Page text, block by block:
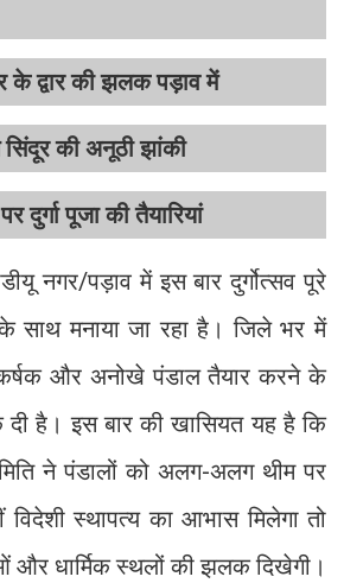
के द्वार की झलक पड़ाव में
की अनूठी झांकी
दुर्गा पूजा की तैयारियां
नगर/पड़ाव में इस बार दुर्गोत्सव पूरे
साथ मनाया जा रहा है। जिले भर में
और अनोखे पंडाल तैयार करने के
दी है। इस बार की खासियत यह है कि
ने पंडालों को अलग-अलग थीम पर
विदेशी स्थापत्य का आभास मिलेगा तो
और धार्मिक स्थलों की झलक दिखेगी।